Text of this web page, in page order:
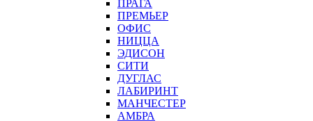
ПРАГА
ПРЕМЬЕР
ОФИС
НИЦЦА
ЭДИСОН
СИТИ
ДУГЛАС
ЛАБИРИНТ
МАНЧЕСТЕР
АМБРА